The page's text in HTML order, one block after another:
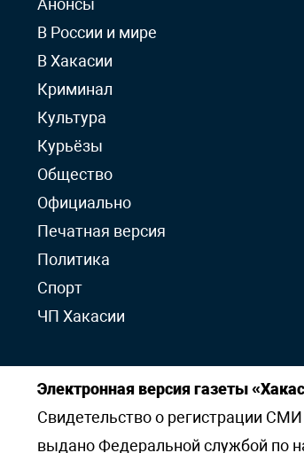
Анонсы
В России и мире
В Хакасии
Криминал
Культура
Курьёзы
Общество
Официально
Печатная версия
Политика
Спорт
ЧП Хакасии
Электронная версия газеты
Свидетельство о регистрации
выдано Федеральной службой по